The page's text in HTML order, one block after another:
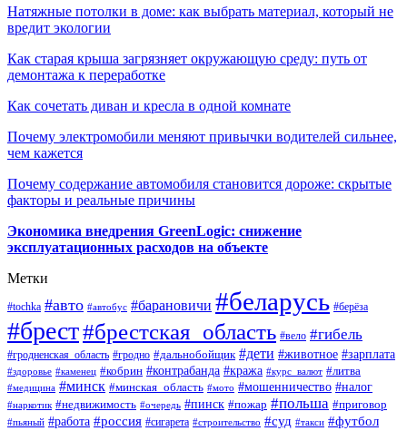
Натяжные потолки в доме: как выбрать материал, который не
вредит экологии
Как старая крыша загрязняет окружающую среду: путь от
демонтажа к переработке
Как сочетать диван и кресла в одной комнате
Почему электромобили меняют привычки водителей сильнее,
чем кажется
Почему содержание автомобиля становится дороже: скрытые
факторы и реальные причины
Экономика внедрения GreenLogic: снижение
эксплуатационных расходов на объекте
Метки
#tochka #авто #автобус #барановичи #беларусь #берёза
#брест#брестская_область #вело #гибель
#гродненская_область #гродно #дальнобойщик #дети #животное #зарплата
#здоровье #каменец #кобрин #контрабанда #кража #курс_валют #литва
#медицина #минск #минская_область #мото #мошенничество #налог
#наркотик #недвижимость #очередь #пинск #пожар #польша #приговор
#пьяный #работа #россия #сигарета #строительство #суд #такси #футбол